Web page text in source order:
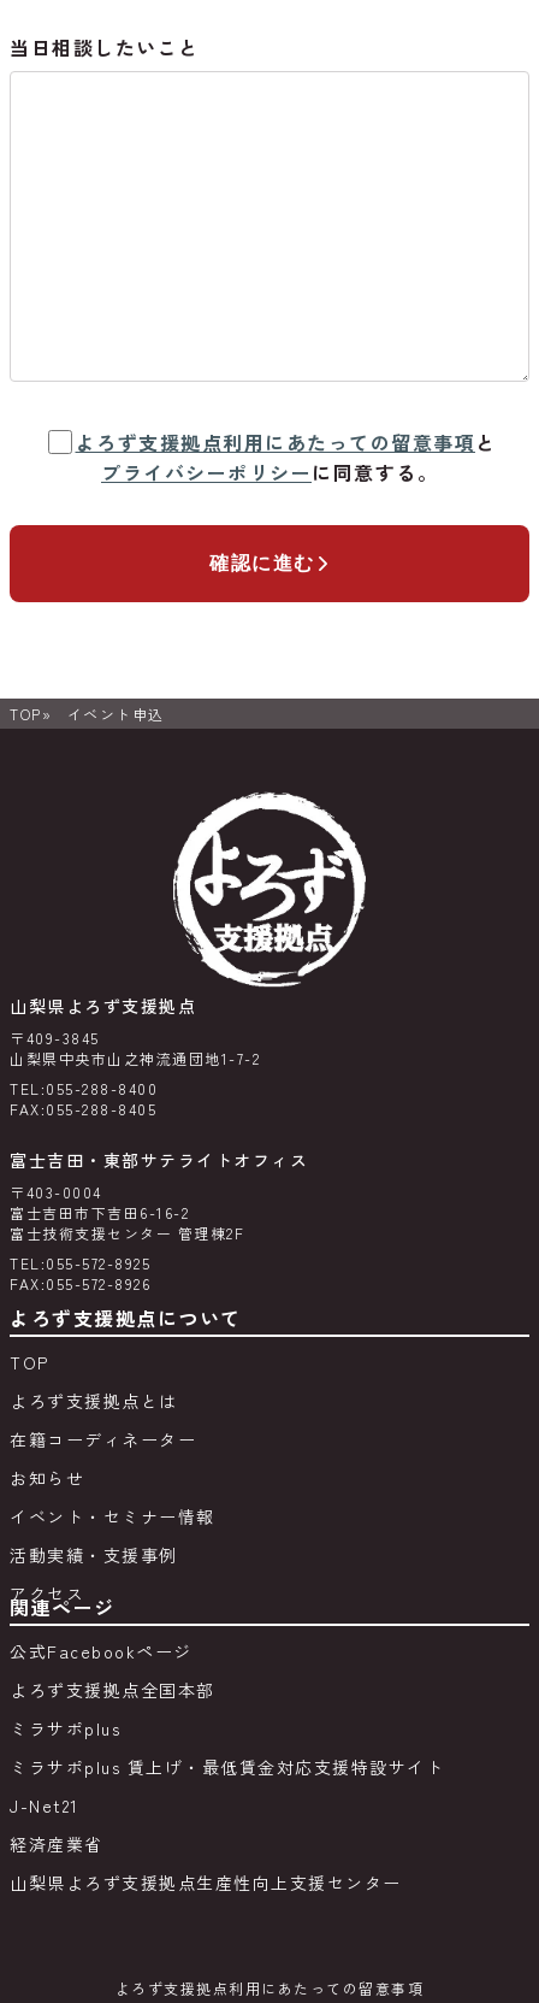
当日相談したいこと
よろず支援拠点利用にあたっての留意事項と
プライバシーポリシー に同意する。
確認に進む
TOP イベント申込
山梨県よろず支援拠点
〒409-3845
山梨県中央市山之神流通団地1-7-2
TEL:055-288-8400
FAX:055-288-8405
富士吉田・東部サテライトオフィス
〒403-0004
富士吉田市下吉田6-16-2
富士技術支援センター 管理棟2F
TEL:055-572-8925
FAX:055-572-8926
よろず支援拠点について
TOP
よろず支援拠点とは
在籍コーディネーター
お知らせ
イベント・セミナー情報
活動実績・支援事例
アクセス
関連ページ
公式Facebookページ
よろず支援拠点全国本部
ミラサポplus
ミラサポplus 賃上げ・最低賃金対応支援特設サイト
J-Net21
経済産業省
山梨県よろず支援拠点生産性向上支援センター
よろず支援拠点利用にあたっての留意事項